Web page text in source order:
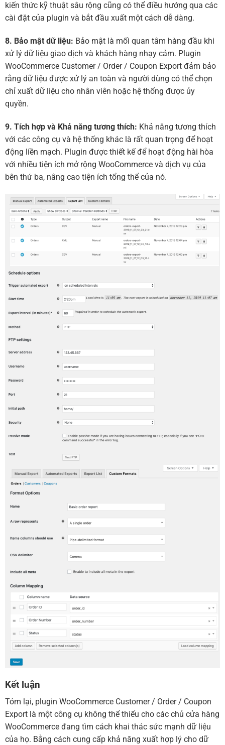
kiến ​​thức kỹ thuật sâu rộng cũng có thể điều hướng qua các
cài đặt của plugin và bắt đầu xuất một cách dễ dàng.
8. Bảo mật dữ liệu: Bảo mật là mối quan tâm hàng đầu khi
xử lý dữ liệu giao dịch và khách hàng nhạy cảm. Plugin
WooCommerce Customer / Order / Coupon Export đảm bảo
rằng dữ liệu được xử lý an toàn và người dùng có thể chọn
chỉ xuất dữ liệu cho nhân viên hoặc hệ thống được ủy
quyền.
9. Tích hợp và Khả năng tương thích: Khả năng tương thích
với các công cụ và hệ thống khác là rất quan trọng để hoạt
động liền mạch. Plugin được thiết kế để hoạt động hài hòa
với nhiều tiện ích mở rộng WooCommerce và dịch vụ của
bên thứ ba, nâng cao tiện ích tổng thể của nó.
Kết luận
Tóm lại, plugin WooCommerce Customer / Order / Coupon
Export là một công cụ không thể thiếu cho các chủ cửa hàng
WooCommerce đang tìm cách khai thác sức mạnh dữ liệu
của họ. Bằng cách cung cấp khả năng xuất hợp lý cho dữ